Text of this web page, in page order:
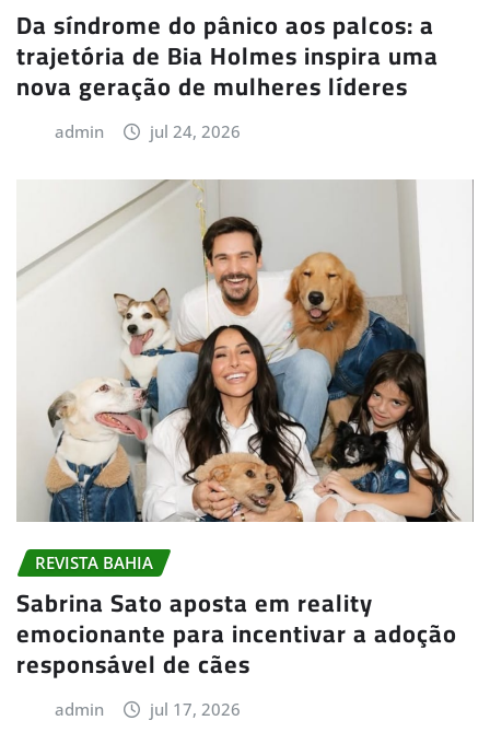
Da síndrome do pânico aos palcos: a
trajetória de Bia Holmes inspira uma
nova geração de mulheres líderes
admin jul 24, 2026
REVISTA BAHIA
Sabrina Sato aposta em reality
emocionante para incentivar a adoção
responsável de cães
admin jul 17, 2026